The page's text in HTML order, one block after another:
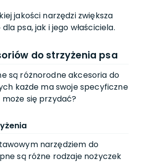
jakości narzędzi zwiększa
psa, jak i jego właściciela.
do strzyżenia psa
są różnorodne akcesoria do
każde ma swoje specyficzne
się przydać?
narzędziem do
są różne rodzaje nożyczek